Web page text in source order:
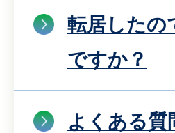
転居したの
ですか？
よくある質